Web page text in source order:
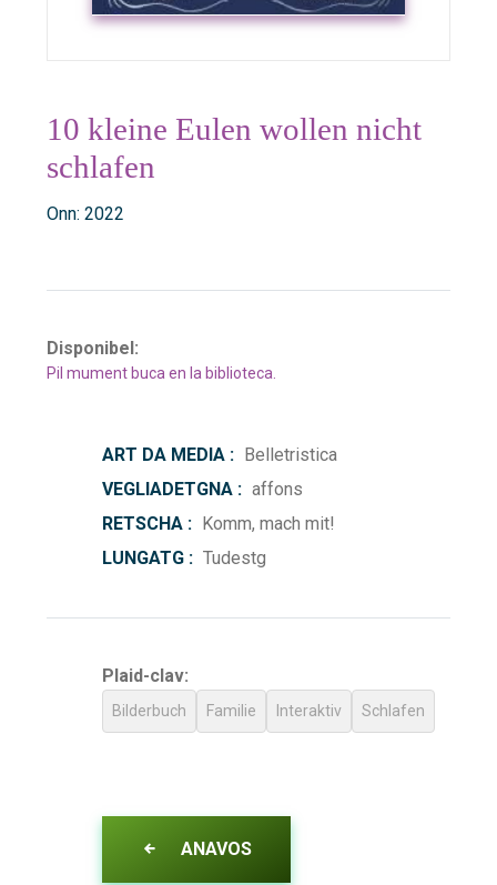
10 kleine Eulen wollen nicht
schlafen
Onn: 2022
Disponibel:
Pil mument buca en la biblioteca.
ART DA MEDIA : Belletristica
VEGLIADETGNA : affons
RETSCHA : Komm, mach mit!
LUNGATG : Tudestg
Plaid-clav:
Bilderbuch Familie Interaktiv Schlafen
ANAVOS